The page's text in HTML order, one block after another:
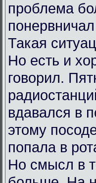
проблема
Такая
Но есть и
говорил.
вдавался в
этому
попала в
Но смысл в